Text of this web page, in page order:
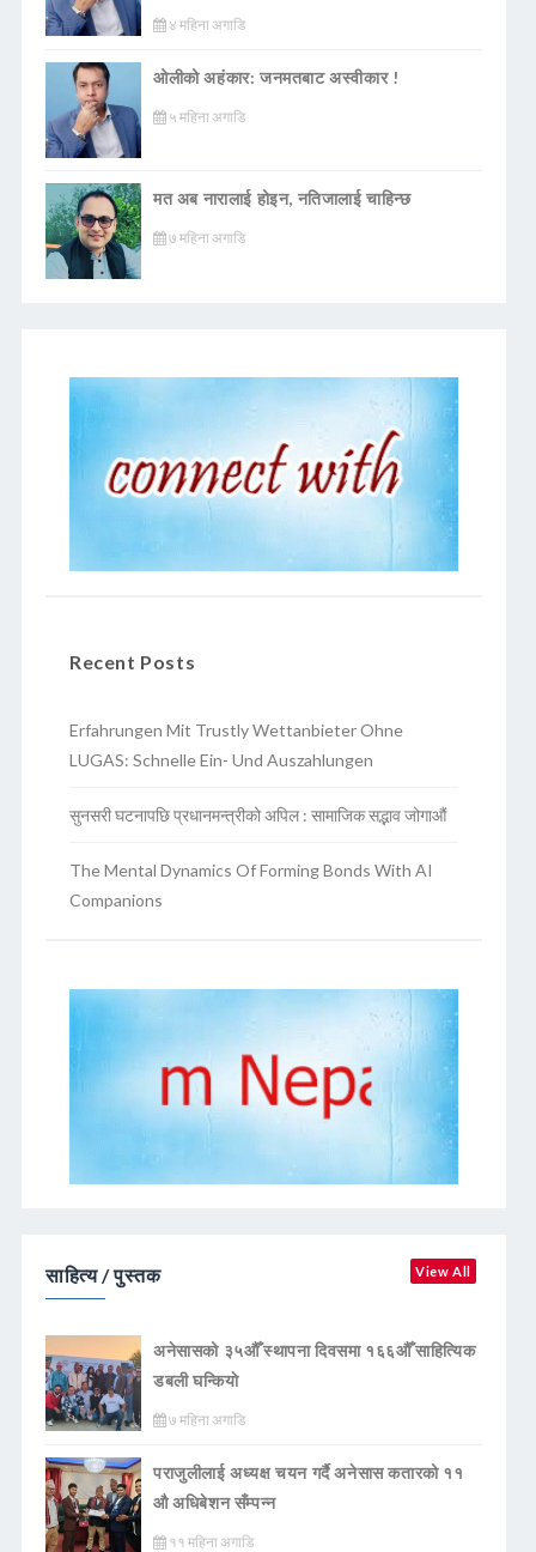
४ महिना अगाडि
ओलीको अहंकार: जनमतबाट अस्वीकार !
५ महिना अगाडि
मत अब नारालाई होइन, नतिजालाई चाहिन्छ
७ महिना अगाडि
Recent Posts
Erfahrungen Mit Trustly Wettanbieter Ohne
LUGAS: Schnelle Ein- Und Auszahlungen
सुनसरी घटनापछि प्रधानमन्त्रीको अपिल : सामाजिक सद्भाव जोगाऔं
The Mental Dynamics Of Forming Bonds With AI
Companions
साहित्य / पुस्तक View All
अनेसासको ३५औँ स्थापना दिवसमा १६६औँ साहित्यिक
डबली घन्कियाे
७ महिना अगाडि
पराजुलीलाई अध्यक्ष चयन गर्दै अनेसास कतारको ११
औ अधिबेशन सँम्पन्न
११ महिना अगाडि